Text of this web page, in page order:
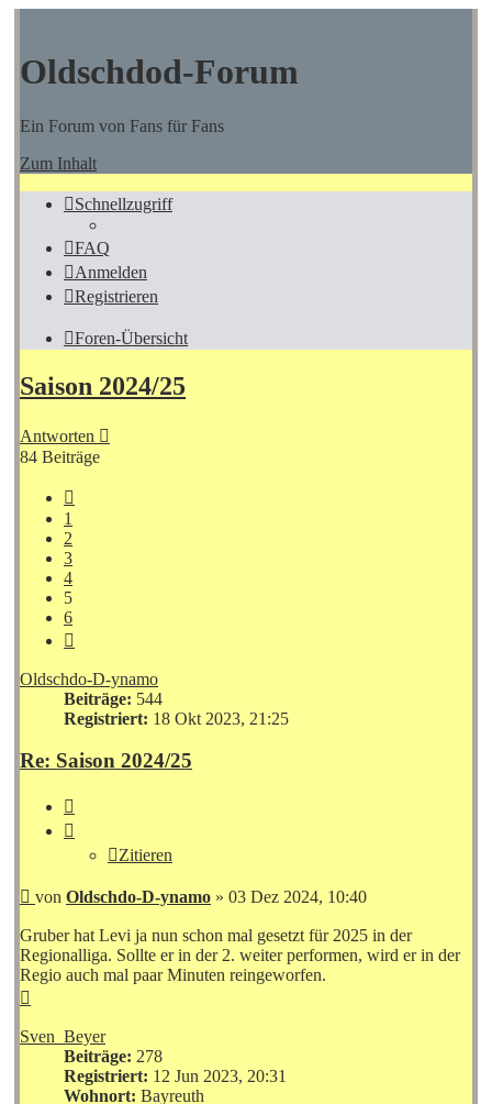
Oldschdod-Forum
Ein Forum von Fans für Fans
Zum Inhalt
Schnellzugriff
FAQ
Anmelden
Registrieren
Foren-Übersicht
Saison 2024/25
Antworten
84 Beiträge
1
2
3
4
5
6
Oldschdo-D-ynamo
Beiträge: 544
Registriert: 18 Okt 2023, 21:25
Re: Saison 2024/25
Zitieren
Beitrag
von Oldschdo-D-ynamo » 03 Dez 2024, 10:40
Gruber hat Levi ja nun schon mal gesetzt für 2025 in der
Regionalliga. Sollte er in der 2. weiter performen, wird er in der
Regio auch mal paar Minuten reingeworfen.
Sven_Beyer
Beiträge: 278
Registriert: 12 Jun 2023, 20:31
Wohnort: Bayreuth